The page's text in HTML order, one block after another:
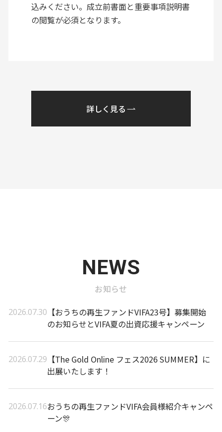
込みください。成立前書面と重要事項説明書
の閲覧が必須となります。
詳しく見る
NEWS
お知らせ
2026.07.30 【おうちの再生ファンドVIFA23号】募集開始
のお知らせとVIFA夏の出資応援キャンペーン
2026.07.29 【The Gold Online フェス2026 SUMMER】に
出展いたします！
2026.07.16おうちの再生ファンドVIFA会員様紹介キャンペ
ーン🎊